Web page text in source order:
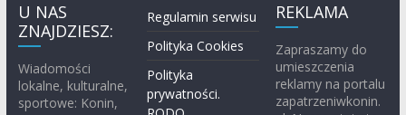
U NAS
ZNAJDZIESZ:
Wiadomości
lokalne, kulturalne,
sportowe: Konin,
Regulamin serwisu
Polityka Cookies
Polityka
prywatności.
REKLAMA
Zapraszamy do
umieszczenia
reklamy na portalu
zapatrzeniwkonin.